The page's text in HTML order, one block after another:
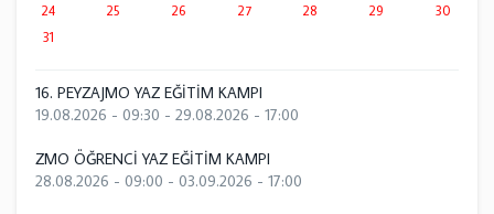
24
25 26 27 28 29
30
31
16. PEYZAJMO YAZ EĞİTİM KAMPI
19.08.2026 - 09:30 - 29.08.2026 - 17:00
ZMO ÖĞRENCİ YAZ EĞİTİM KAMPI
28.08.2026 - 09:00 - 03.09.2026 - 17:00